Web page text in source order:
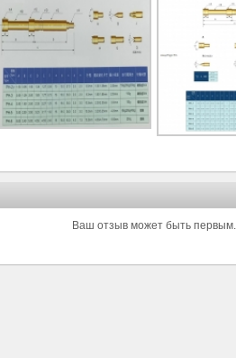
Ваш отзыв может быть первым.